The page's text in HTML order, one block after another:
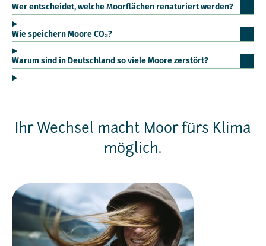
Wer entscheidet, welche Moorflächen renaturiert werden?
Wie speichern Moore CO₂?
Warum sind in Deutschland so viele Moore zerstört?
Ihr Wechsel macht Moor fürs Klima
möglich.